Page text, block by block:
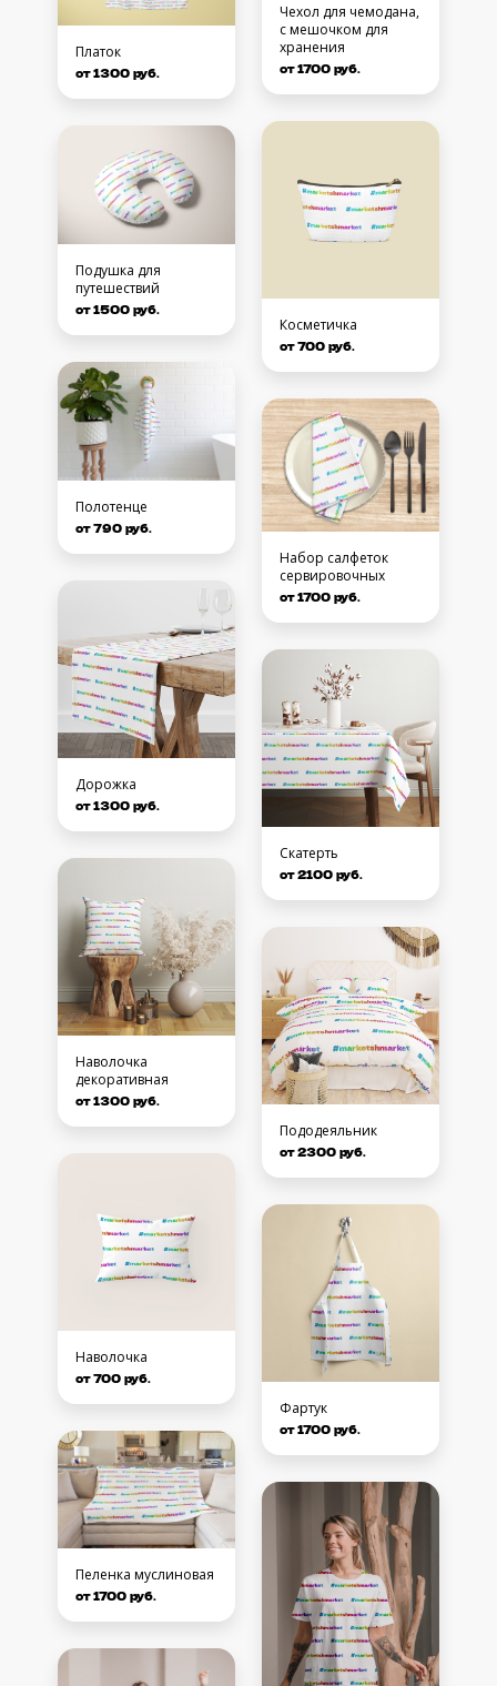
Платок
от 1300 руб.
Подушка для
путешествий
от 1500 руб.
Полотенце
от 790 руб.
Дорожка
от 1300 руб.
Наволочка
декоративная
от 1300 руб.
Наволочка
от 700 руб.
Пеленка муслиновая
от 1700 руб.
Чехол для чемодана,
с мешочком для
хранения
от 1700 руб.
Косметичка
от 700 руб.
Набор салфеток
сервировочных
от 1700 руб.
Скатерть
от 2100 руб.
Пододеяльник
от 2300 руб.
Фартук
от 1700 руб.